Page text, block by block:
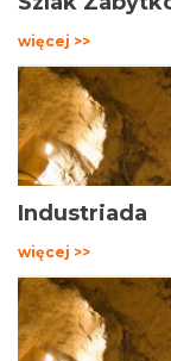
więcej >>
Industriada
więcej >>